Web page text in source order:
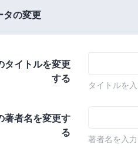
タの変更
タイトルを変更
する
タイトルを
著者名を変更す
る
著者名を入